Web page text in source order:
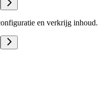
en verkrijg inhoud.